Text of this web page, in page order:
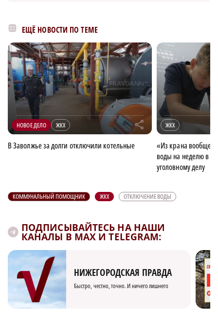
ЕЩЁ НОВОСТИ ПО ТЕМЕ
НОВОЕ ДЕЛО ЖКХ r
В Заволжье за долги отключили котельные
ЖКХ
«Из крана вообще
воды на неделю в
уголовному делу
КОММУНАЛЬНЫЙ ПОМОЩНИК ЖКХ ОТКЛЮЧЕНИЕ ВОДЫ
ПОДПИСЫВАЙТЕСЬ НА НАШИ
КАНАЛЫ В MAX И TELEGRAM:
НИЖЕГОРОДСКАЯ ПРАВДА
Быстро, честно, точно. И ничего лишнего